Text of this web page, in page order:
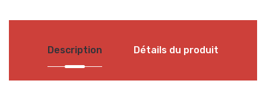
Description Détails du produit